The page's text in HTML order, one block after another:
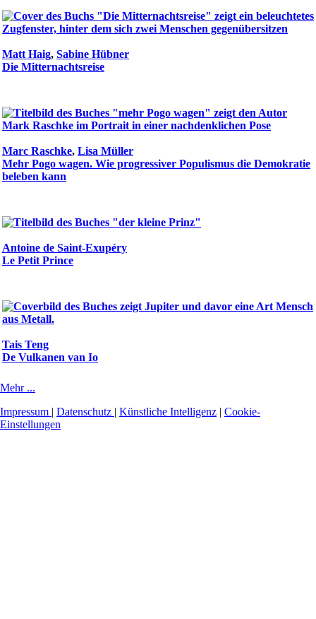
Matt Haig, Sabine Hübner
Die Mitternachtsreise
Marc Raschke, Lisa Müller
Mehr Pogo wagen. Wie progressiver Populismus die Demokratie
beleben kann
Antoine de Saint-Exupéry
Le Petit Prince
Tais Teng
De Vulkanen van Io
Mehr ...
Impressum | Datenschutz | Künstliche Intelligenz | Cookie-
Einstellungen